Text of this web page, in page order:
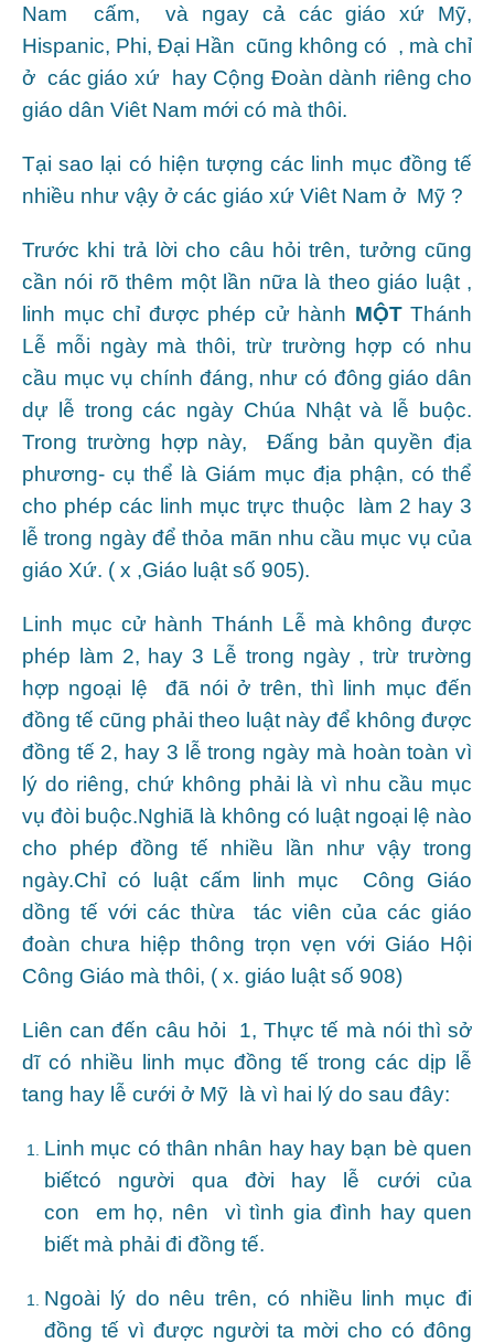
Nam cấm, và ngay cả các giáo xứ Mỹ,
Hispanic, Phi, Đại Hần cũng không có , mà chỉ
ở các giáo xứ hay Cộng Đoàn dành riêng cho
giáo dân Viêt Nam mới có mà thôi.
Tại sao lại có hiện tượng các linh mục đồng tế
nhiều như vậy ở các giáo xứ Viêt Nam ở Mỹ ?
Trước khi trả lời cho câu hỏi trên, tưởng cũng
cần nói rõ thêm một lần nữa là theo giáo luật ,
linh mục chỉ được phép cử hành MỘTThánh
Lễ mỗi ngày mà thôi, trừ trường hợp có nhu
cầu mục vụ chính đáng, như có đông giáo dân
dự lễ trong các ngày Chúa Nhật và lễ buộc.
Trong trường hợp này, Đấng bản quyền địa
phương- cụ thể là Giám mục địa phận, có thể
cho phép các linh mục trực thuộc làm 2 hay 3
lễ trong ngày để thỏa mãn nhu cầu mục vụ của
giáo Xứ. ( x ,Giáo luật số 905).
Linh mục cử hành Thánh Lễ mà không được
phép làm 2, hay 3 Lễ trong ngày , trừ trường
hợp ngoại lệ đã nói ở trên, thì linh mục đến
đồng tế cũng phải theo luật này để không được
đồng tế 2, hay 3 lễ trong ngày mà hoàn toàn vì
lý do riêng, chứ không phải là vì nhu cầu mục
vụ đòi buộc.Nghiã là không có luật ngoại lệ nào
cho phép đồng tế nhiều lần như vậy trong
ngày.Chỉ có luật cấm linh mục Công Giáo
dồng tế với các thừa tác viên của các giáo
đoàn chưa hiệp thông trọn vẹn với Giáo Hội
Công Giáo mà thôi, ( x. giáo luật số 908)
Liên can đến câu hỏi 1, Thực tế mà nói thì sở
dĩ có nhiều linh mục đồng tế trong các dịp lễ
tang hay lễ cưới ở Mỹ là vì hai lý do sau đây:
Linh mục có thân nhân hay hay bạn bè quen
biếtcó người qua đời hay lễ cưới của
con em họ, nên vì tình gia đình hay quen
biết mà phải đi đồng tế.
Ngoài lý do nêu trên, có nhiều linh mục đi
đồng tế vì được người ta mời cho có đông